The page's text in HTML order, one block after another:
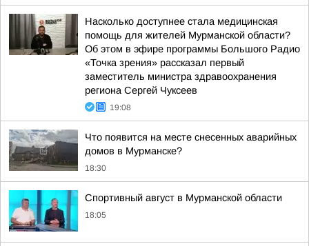
Насколько доступнее стала медицинская
помощь для жителей Мурманской области?
Об этом в эфире программы Большого Радио
«Точка зрения» рассказал первый
заместитель министра здравоохранения
региона Сергей Чуксеев
19:08
Что появится на месте снесенных аварийных
домов в Мурманске?
18:30
Спортивный август в Мурманской области
18:05